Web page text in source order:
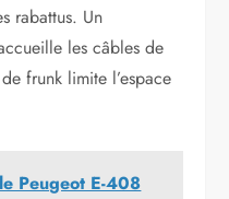
rabattus. Un
les câbles de
frunk limite l’espace
Peugeot E-408